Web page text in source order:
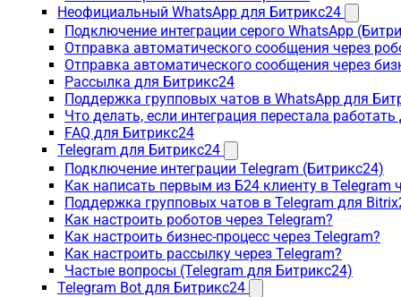
Неофициальный WhatsApp для Битрикс24
Подключение интеграции серого WhatsApp
Отправка автоматического сообщения через
Отправка автоматического сообщения через
Рассылка для Битрикс24
Поддержка групповых чатов в WhatsApp для
Что делать, если интеграция перестала
FAQ для Битрикс24
Telegram для Битрикс24
Подключение интеграции Telegram (Битрикс24)
Как написать первым из Б24 клиенту в Telegram
Поддержка групповых чатов в Telegram для
Как настроить роботов через Telegram?
Как настроить бизнес-процесс через Telegram?
Как настроить рассылку через Telegram?
Частые вопросы (Telegram для Битрикс24)
Telegram Bot для Битрикс24